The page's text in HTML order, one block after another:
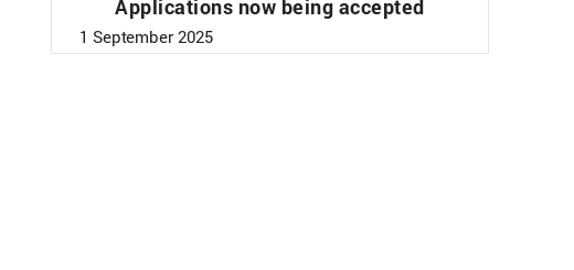
Applications now being accepted
1 September 2025